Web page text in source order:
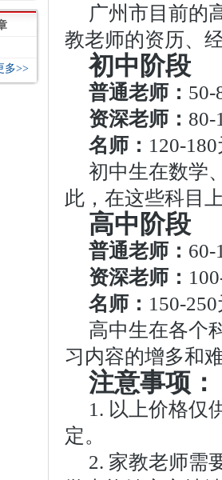
多>>
广州市目前的
教老师的资历、
初中阶段
普通老师： 50-
资深老师： 80-
名师： 120-
初中生在数学
此，在这些科目
高中阶段
普通老师： 60-
资深老师：
名师： 150-
高中生在各个
习内容的增多和
注意事项：
1. 以上价格仅
定。
2. 家教老师需